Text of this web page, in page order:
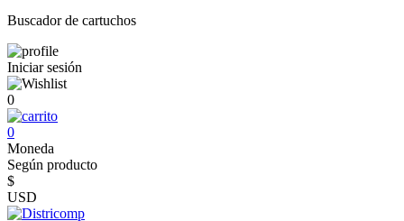
Buscador de cartuchos
Iniciar sesión
0
0
Moneda
Según producto
$
USD